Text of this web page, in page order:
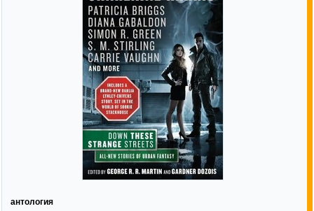
антология